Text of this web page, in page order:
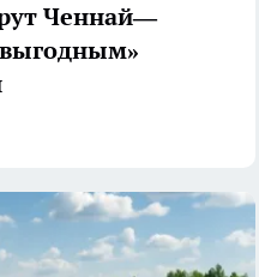
Ченнай—
выгодным»